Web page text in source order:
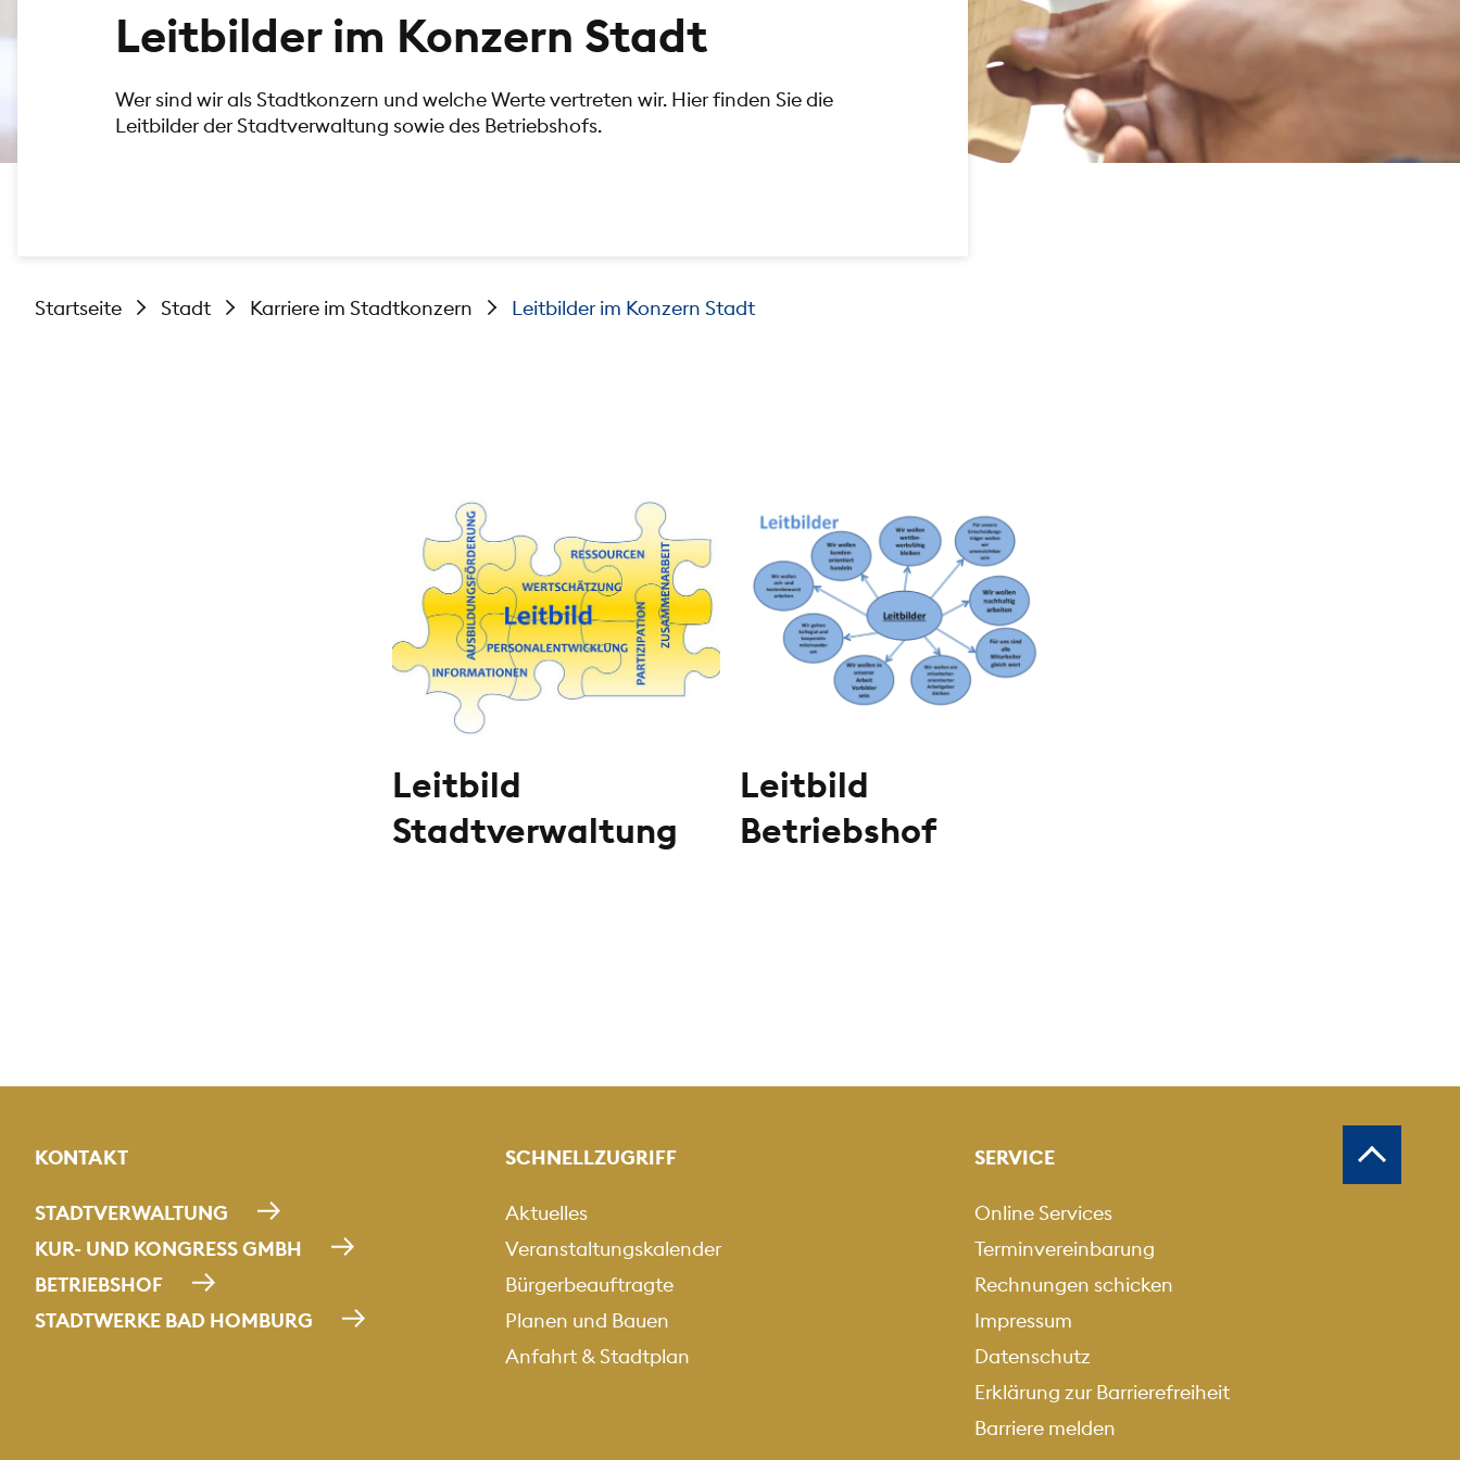
Leitbilder im Konzern Stadt
Wer sind wir als Stadtkonzern und welche Werte vertreten wir. Hier finden Sie die
Leitbilder der Stadtverwaltung sowie des Betriebshofs.
Startseite Stadt Karriere im Stadtkonzern Leitbilder im Konzern Stadt
Leitbild
Stadtverwaltung
Leitbild
Betriebshof
KONTAKT
STADTVERWALTUNG
KUR- UND KONGRESS GMBH
BETRIEBSHOF
STADTWERKE BAD HOMBURG
SCHNELLZUGRIFF
Aktuelles
Veranstaltungskalender
Bürgerbeauftragte
Planen und Bauen
Anfahrt & Stadtplan
SERVICE
Online Services
Terminvereinbarung
Rechnungen schicken
Impressum
Datenschutz
Erklärung zur Barrierefreiheit
Barriere melden